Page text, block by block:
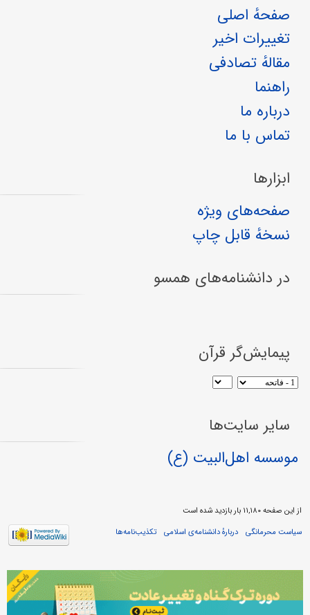
صفحهٔ اصلی
تغییرات اخیر
مقالهٔ تصادفی
راهنما
درباره ما
تماس با ما
ابزارها
صفحه‌های ویژه
نسخهٔ قابل چاپ
در دانشنامه‌های همسو
پیمایش‌گر قرآن
سایر سایت‌ها
موسسه اهل‌البیت (ع)
از این صفحه ۱۱,۱۸۰ بار بازدید شده است
سیاست محرمانگی
دربارهٔ دانشنامه‌ی اسلامی تکذیب‌نامه‌ها